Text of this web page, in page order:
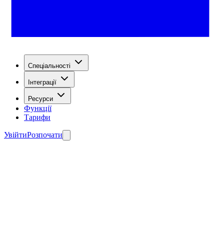
Спеціальності
Інтеграції
Ресурси
Функції
Тарифи
УвійтиРозпочати